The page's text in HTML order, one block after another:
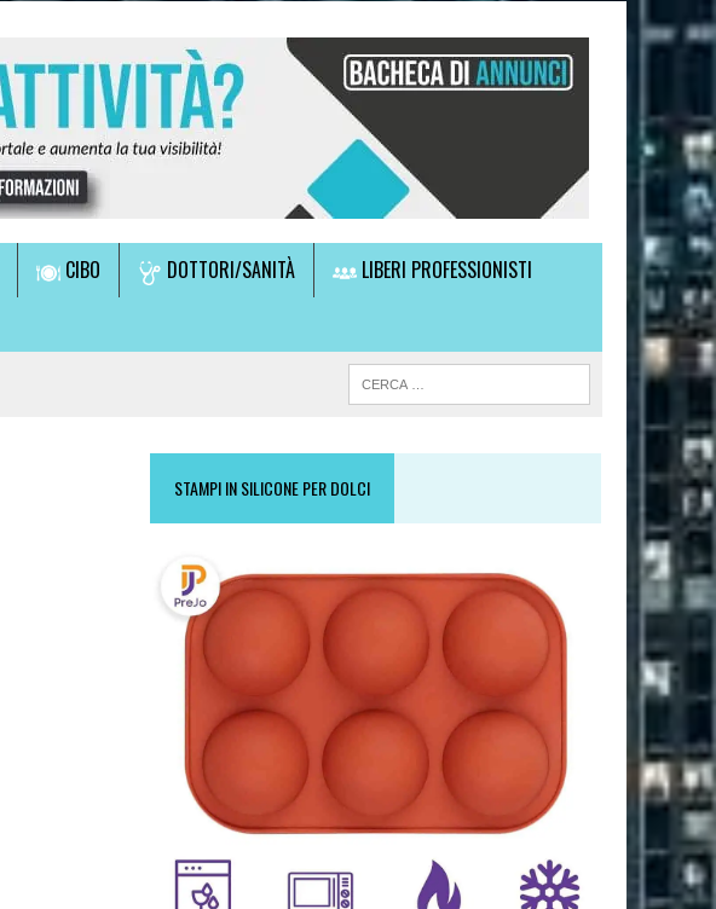
CIBO DOTTORI/SANITÀ
LIBERI PROFESSIONISTI
STAMPI IN SILICONE PER DOLCI